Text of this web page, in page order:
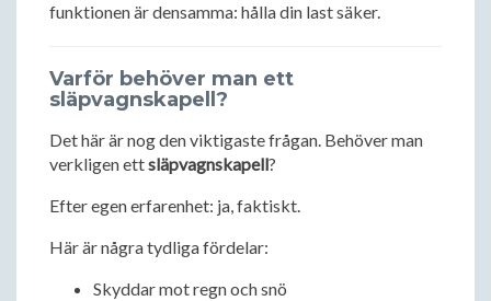
funktionen är densamma: hålla din last säker.
Varför behöver man ett
släpvagnskapell?
Det här är nog den viktigaste frågan. Behöver man
verkligen ettsläpvagnskapell?
Efter egen erfarenhet: ja, faktiskt.
Här är några tydliga fördelar:
Skyddar mot regn och snö